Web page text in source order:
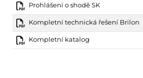
Prohlášení o shodě SK
Kompletní technická řešení Brilon
Kompletní katalog